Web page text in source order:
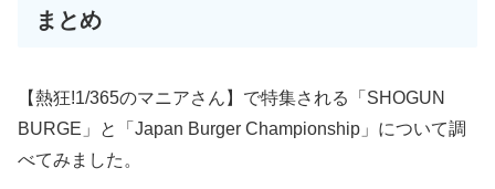
まとめ
【熱狂!1/365のマニアさん】で特集される「SHOGUN
BURGE」と「Japan Burger Championship」について調
べてみました。